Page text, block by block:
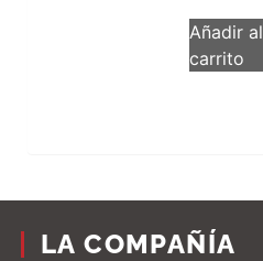
Añadir al
carrito
LA COMPAÑÍA